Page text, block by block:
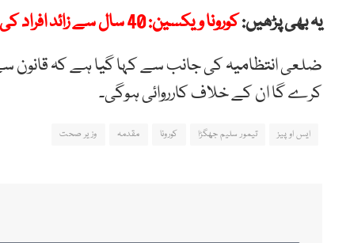
یہ بھی پڑھیں:کورونا ویکسین: 40 سال سے زائد افراد کی رجسٹریشن شروع
ضلعی انتظامیہ کی جانب سے کہا گیا ہے کہ قانون
کرے گا ان کے خلاف کارروائی ہوگی۔
ایس او پیز تیمور سلیم جھگڑا کورونا مقدمہ وزیر صحت